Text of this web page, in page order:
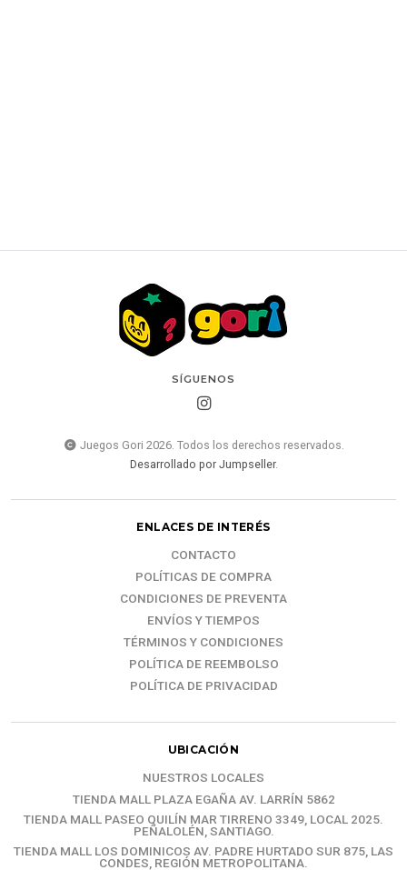
SÍGUENOS
Juegos Gori 2026. Todos los derechos reservados.
Desarrollado por Jumpseller.
ENLACES DE INTERÉS
CONTACTO
POLÍTICAS DE COMPRA
CONDICIONES DE PREVENTA
ENVÍOS Y TIEMPOS
TÉRMINOS Y CONDICIONES
POLÍTICA DE REEMBOLSO
POLÍTICA DE PRIVACIDAD
UBICACIÓN
NUESTROS LOCALES
TIENDA MALL PLAZA EGAÑA AV. LARRÍN 5862
TIENDA MALL PASEO QUILÍN MAR TIRRENO 3349, LOCAL 2025.
PEÑALOLÉN, SANTIAGO.
TIENDA MALL LOS DOMINICOS AV. PADRE HURTADO SUR 875, LAS
CONDES, REGIÓN METROPOLITANA.